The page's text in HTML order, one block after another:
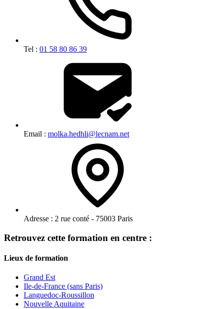
Tel : 01 58 80 86 39
Email : molka.hedhli@lecnam.net
Adresse : 2 rue conté - 75003 Paris
Retrouvez cette formation en centre :
Lieux de formation
Grand Est
Ile-de-France (sans Paris)
Languedoc-Roussillon
Nouvelle Aquitaine